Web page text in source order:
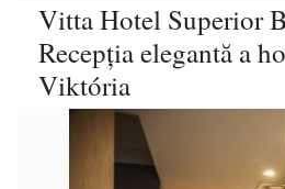
Vitta Hotel Superior
Recepţia elegantă a
Viktória